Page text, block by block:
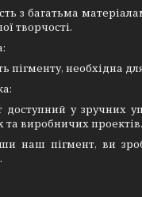
з багатьма
творчості.
пігменту, необхідна
доступний у зручних
та виробничих проектів.
наш пігмент, ви